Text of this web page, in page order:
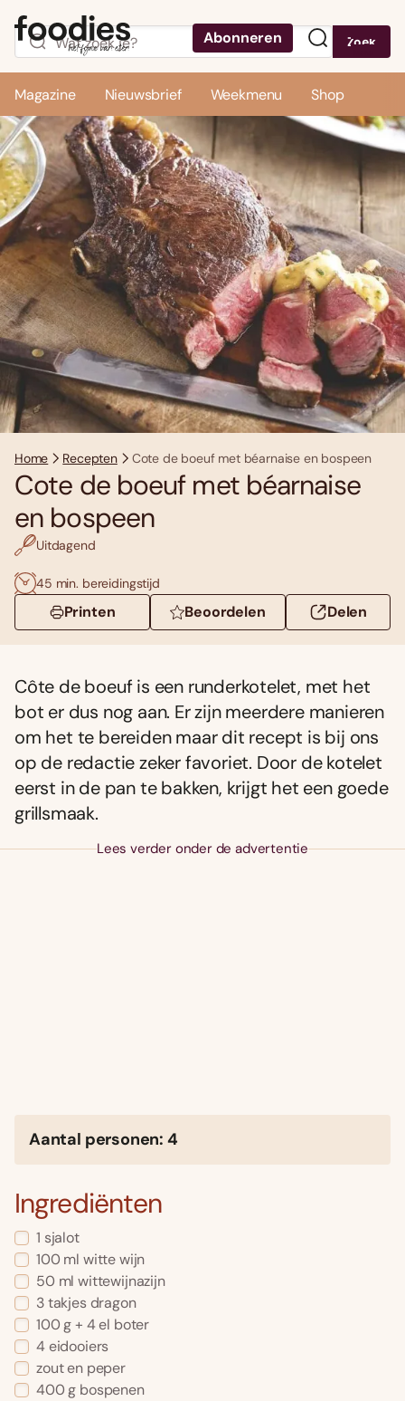
Abonneren Zoek
Magazine Nieuwsbrief Weekmenu Shop
Home Recepten Cote de boeuf met béarnaise en bospeen
Cote de boeuf met béarnaise
en bospeen
Uitdagend
45 min. bereidingstijd
Printen Beoordelen Delen
Côte de boeuf is een runderkotelet, met het
bot er dus nog aan. Er zijn meerdere manieren
om het te bereiden maar dit recept is bij ons
op de redactie zeker favoriet. Door de kotelet
eerst in de pan te bakken, krijgt het een goede
grillsmaak.
Lees verder onder de advertentie
Aantal personen: 4
Ingrediënten
1 sjalot
100 ml witte wijn
50 ml wittewijnazijn
3 takjes dragon
100 g + 4 el boter
4 eidooiers
zout en peper
400 g bospenen